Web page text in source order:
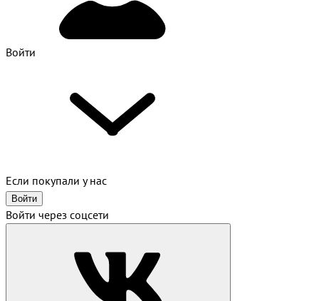
Войти
Если покупали у нас
Войти
Войти через соцсети